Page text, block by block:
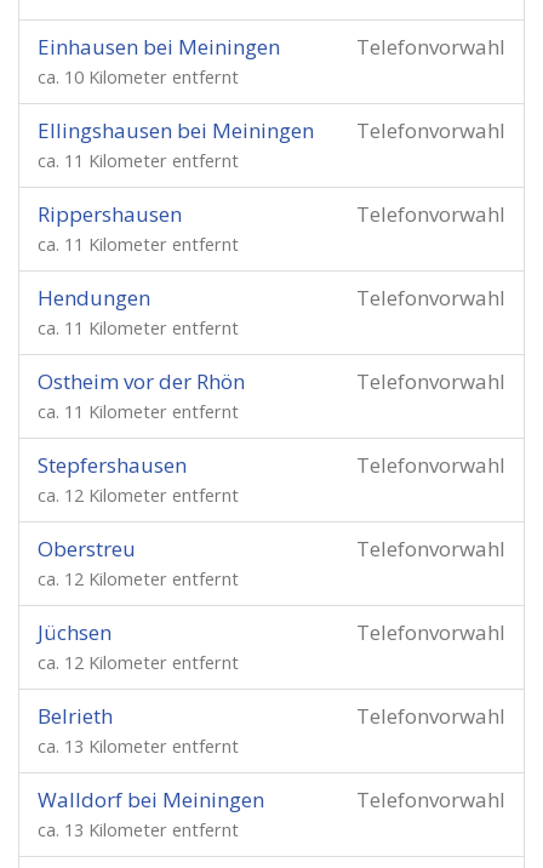
Telefonvorwahl
Einhausen bei Meiningen
ca. 10 Kilometer entfernt
Telefonvorwahl
Ellingshausen bei Meiningen
ca. 11 Kilometer entfernt
Telefonvorwahl
Rippershausen
ca. 11 Kilometer entfernt
Telefonvorwahl
Hendungen
ca. 11 Kilometer entfernt
Telefonvorwahl
Ostheim vor der Rhön
ca. 11 Kilometer entfernt
Telefonvorwahl
Stepfershausen
ca. 12 Kilometer entfernt
Telefonvorwahl
Oberstreu
ca. 12 Kilometer entfernt
Telefonvorwahl
Jüchsen
ca. 12 Kilometer entfernt
Telefonvorwahl
Belrieth
ca. 13 Kilometer entfernt
Telefonvorwahl
Walldorf bei Meiningen
ca. 13 Kilometer entfernt